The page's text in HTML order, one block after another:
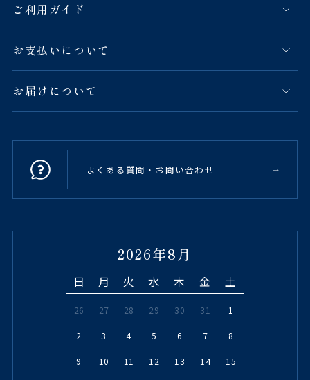
ご利用ガイド
お支払いについて
お届けについて
よくある質問・お問い合わせ
2026年8月
日 月 火 水 木 金 土
26 27 28 29 30 31 1
2 3 4 5 6 7 8
9 10 11 12 13 14 15